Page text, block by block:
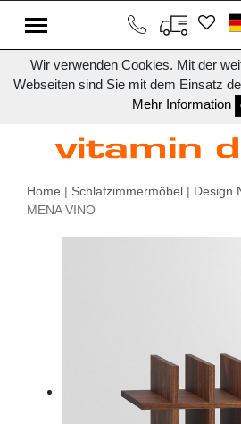
Wir verwenden Cookies. Mit der
Webseiten sind Sie mit dem Einsatz
Mehr Information
Home | Schlafzimmermöbel | Design
MENA VINO